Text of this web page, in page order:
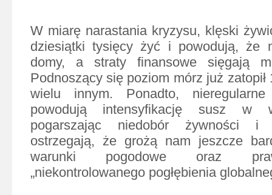
W miarę narastania kryzysu, klęski
dziesiątki tysięcy żyć i powodują, że
domy, a straty finansowe sięgają
Podnoszący się poziom mórz już
wielu innym. Ponadto,
powodują intensyfikację susz w
pogarszając niedobór żywności i
ostrzegają, że grożą nam jeszcze
warunki pogodowe oraz
„niekontrolowanego pogłębienia